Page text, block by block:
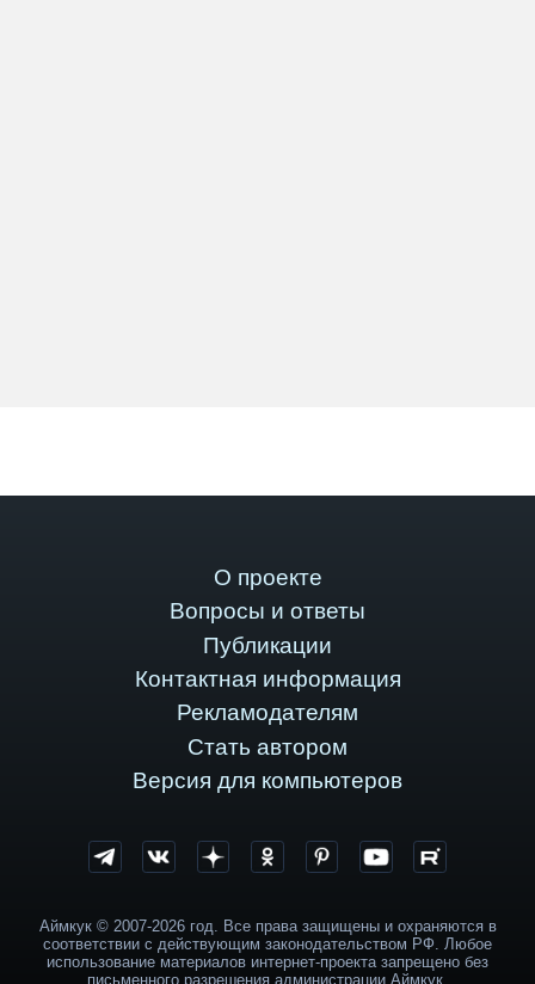
О проекте
Вопросы и ответы
Публикации
Контактная информация
Рекламодателям
Стать автором
Версия для компьютеров
Аймкук © 2007-2026 год. Все права защищены и охраняются в
соответствии с действующим законодательством РФ. Любое
использование материалов интернет-проекта запрещено без
письменного разрешения администрации Аймкук.